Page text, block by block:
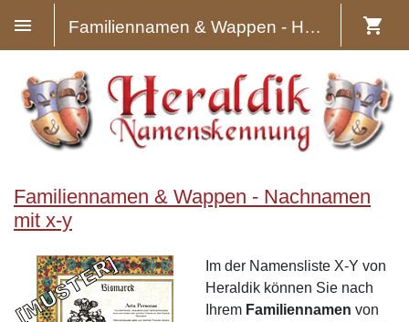
Familiennamen & Wappen - Heraldik
Familiennamen & Wappen - Nachnamen
mit x-y
Im der Namensliste X-Y von
Heraldik können Sie nach
Ihrem Familiennamen von